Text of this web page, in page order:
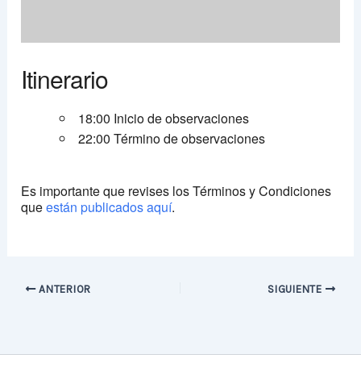
Itinerario
18:00 Inicio de observaciones
22:00 Término de observaciones
Es importante que revises los Términos y Condiciones
queestán publicados aquí.
ANTERIOR SIGUIENTE